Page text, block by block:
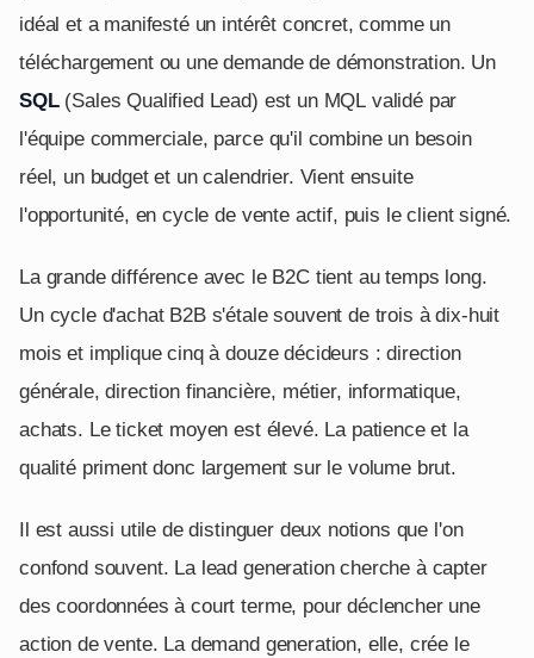
idéal et a manifesté un intérêt concret, comme un
téléchargement ou une demande de démonstration. Un
SQL(Sales Qualified Lead) est un MQL validé par
l'équipe commerciale, parce qu'il combine un besoin
réel, un budget et un calendrier. Vient ensuite
l'opportunité, en cycle de vente actif, puis le client signé.
La grande différence avec le B2C tient au temps long.
Un cycle d'achat B2B s'étale souvent de trois à dix-huit
mois et implique cinq à douze décideurs : direction
générale, direction financière, métier, informatique,
achats. Le ticket moyen est élevé. La patience et la
qualité priment donc largement sur le volume brut.
Il est aussi utile de distinguer deux notions que l'on
confond souvent. La lead generation cherche à capter
des coordonnées à court terme, pour déclencher une
action de vente. La demand generation, elle, crée le